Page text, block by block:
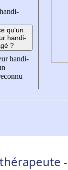
qu'un
handi-
?
handi-